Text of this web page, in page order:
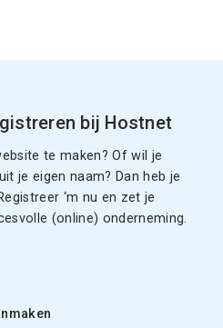
bij Hostnet
te maken? Of wil je
je eigen naam? Dan heb je
‘m nu en zet je
(online) onderneming.